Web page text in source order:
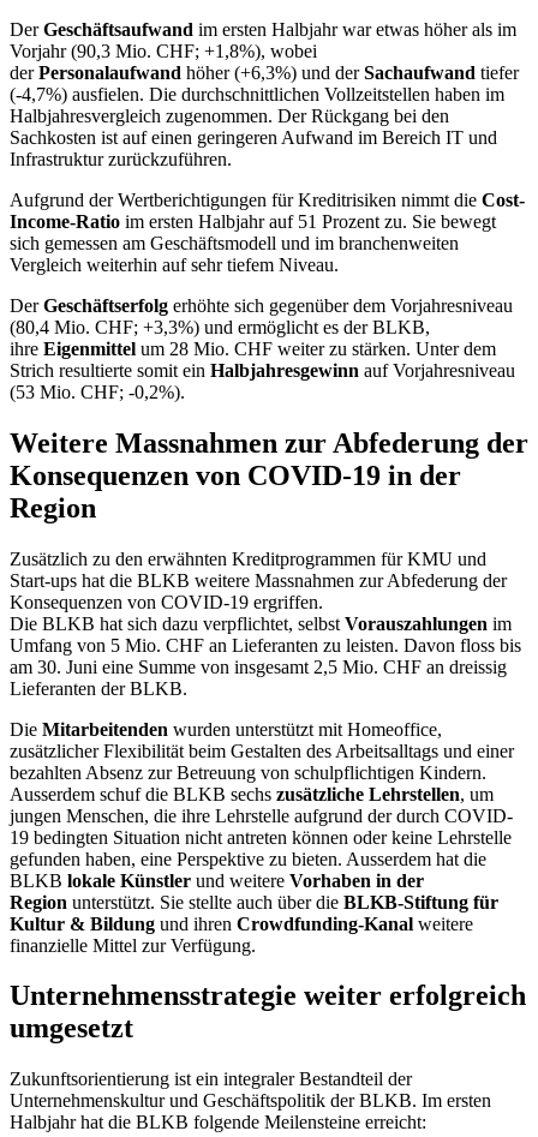
DerGeschäftsaufwand im ersten Halbjahr war etwas höher als im
Vorjahr (90,3 Mio. CHF; +1,8%), wobei
derPersonalaufwand höher (+6,3%) und derSachaufwand tiefer
(-4,7%) ausfielen. Die durchschnittlichen Vollzeitstellen haben im
Halbjahresvergleich zugenommen. Der Rückgang bei den
Sachkosten ist auf einen geringeren Aufwand im Bereich IT und
Infrastruktur zurückzuführen.
Aufgrund der Wertberichtigungen für Kreditrisiken nimmt die Cost-
Income-Ratio im ersten Halbjahr auf 51 Prozent zu. Sie bewegt
sich gemessen am Geschäftsmodell und im branchenweiten
Vergleich weiterhin auf sehr tiefem Niveau.
DerGeschäftserfolg erhöhte sich gegenüber dem Vorjahresniveau
(80,4 Mio. CHF; +3,3%) und ermöglicht es der BLKB,
ihre Eigenmittel um 28 Mio. CHF weiter zu stärken. Unter dem
Strich resultierte somit ein Halbjahresgewinn auf Vorjahresniveau
(53 Mio. CHF; -0,2%).
Weitere Massnahmen zur Abfederung der
Konsequenzen von COVID-19 in der
Region
Zusätzlich zu den erwähnten Kreditprogrammen für KMU und
Start-ups hat die BLKB weitere Massnahmen zur Abfederung der
Konsequenzen von COVID-19 ergriffen.
Die BLKB hat sich dazu verpflichtet, selbst Vorauszahlungen im
Umfang von 5 Mio. CHF an Lieferanten zu leisten. Davon floss bis
am 30. Juni eine Summe von insgesamt 2,5 Mio. CHF an dreissig
Lieferanten der BLKB.
Die Mitarbeitenden wurden unterstützt mit Homeoffice,
zusätzlicher Flexibilität beim Gestalten des Arbeitsalltags und einer
bezahlten Absenz zur Betreuung von schulpflichtigen Kindern.
Ausserdem schuf die BLKB sechs zusätzliche Lehrstellen, um
jungen Menschen, die ihre Lehrstelle aufgrund der durch COVID-
19 bedingten Situation nicht antreten können oder keine Lehrstelle
gefunden haben, eine Perspektive zu bieten. Ausserdem hat die
BLKB lokale Künstler und weitere Vorhaben in der
Region unterstützt. Sie stellte auch über die BLKB-Stiftung für
Kultur & Bildung und ihren Crowdfunding-Kanal weitere
finanzielle Mittel zur Verfügung.
Unternehmensstrategie weiter erfolgreich
umgesetzt
Zukunftsorientierung ist ein integraler Bestandteil der
Unternehmenskultur und Geschäftspolitik der BLKB. Im ersten
Halbjahr hat die BLKB folgende Meilensteine erreicht: